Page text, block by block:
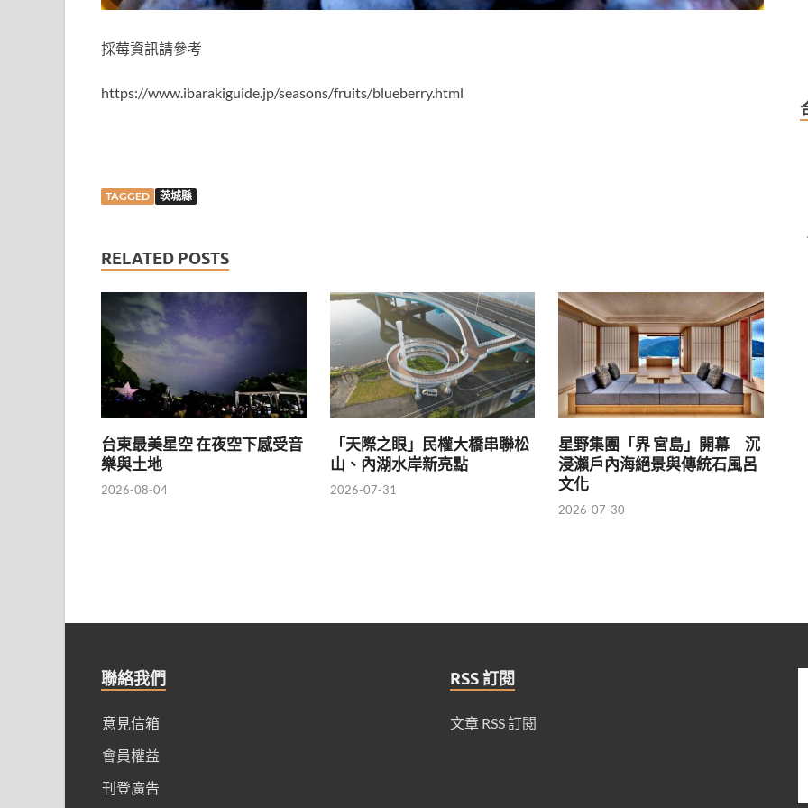
採莓資訊請參考
https://www.ibarakiguide.jp/seasons/fruits/blueberry.html
TAGGED 茨城縣
RELATED POSTS
台東最美星空 在夜空下感受音
樂與土地
2026-08-04
「天際之眼」民權大橋串聯松
山、內湖水岸新亮點
2026-07-31
星野集團「界 宮島」開幕 沉
浸瀨戶內海絕景與傳統石風呂
文化
2026-07-30
聯絡我們
意見信箱
會員權益
刊登廣告
RSS 訂閱
文章 RSS 訂閱